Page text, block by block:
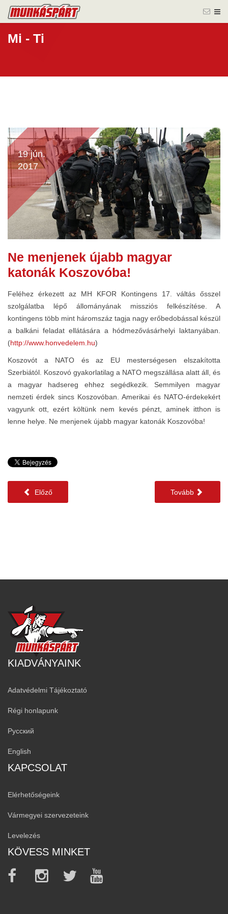
Mi - Ti
19 jún.
2017
Ne menjenek újabb magyar
katonák Koszovóba!
Feléhez érkezett az MH KFOR Kontingens 17. váltás ősszel
szolgálatba lépő állományának missziós felkészítése. A
kontingens több mint háromszáz tagja nagy erőbedobással készül
a balkáni feladat ellátására a hódmezővásárhelyi laktanyában.
(http://www.honvedelem.hu)
Koszovót a NATO és az EU mesterségesen elszakította
Szerbiától. Koszovó gyakorlatilag a NATO megszállása alatt áll, és
a magyar hadsereg ehhez segédkezik. Semmilyen magyar
nemzeti érdek sincs Koszovóban. Amerikai és NATO-érdekekért
vagyunk ott, ezért költünk nem kevés pénzt, aminek itthon is
lenne helye. Ne menjenek újabb magyar katonák Koszovóba!
Előző Tovább
KIADVÁNYAINK
Adatvédelmi Tájékoztató
Régi honlapunk
Русский
English
KAPCSOLAT
Elérhetőségeink
Vármegyei szervezeteink
Levelezés
KÖVESS MINKET